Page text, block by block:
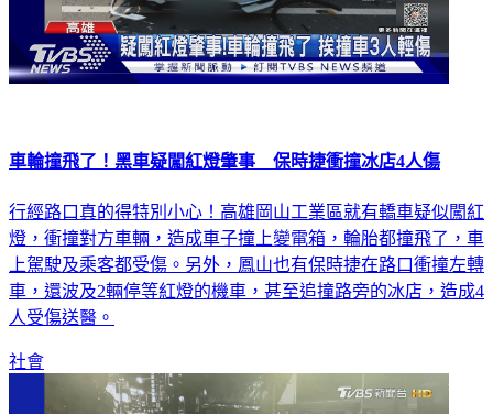
車輪撞飛了！黑車疑闖紅燈肇事 保時捷衝撞冰店4人傷
行經路口真的得特別小心！高雄岡山工業區就有轎車疑似闖紅
燈，衝撞對方車輛，造成車子撞上變電箱，輪胎都撞飛了，車
上駕駛及乘客都受傷。另外，鳳山也有保時捷在路口衝撞左轉
車，還波及2輛停等紅燈的機車，甚至追撞路旁的冰店，造成4
人受傷送醫。
社會